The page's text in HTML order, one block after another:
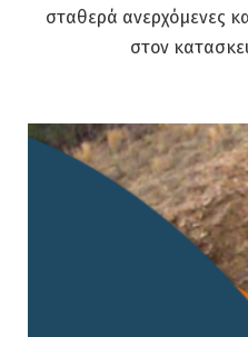
σταθερά ανερχόμενες
στον